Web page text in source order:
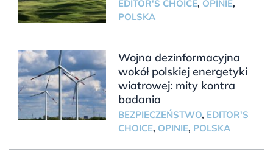
EDITOR'S CHOICE, OPINIE,
POLSKA
Wojna dezinformacyjna
wokół polskiej energetyki
wiatrowej: mity kontra
badania
BEZPIECZEŃSTWO, EDITOR'S
CHOICE, OPINIE, POLSKA